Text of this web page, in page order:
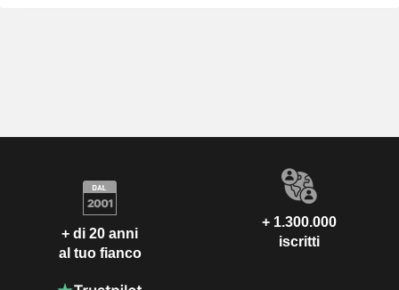
+ di 20 anni
al tuo fianco
+ 1.300.000
iscritti